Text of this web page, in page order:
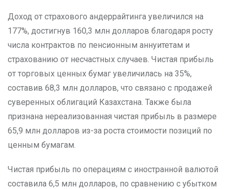
Доход от страхового андеррайтинга увеличился на
177%, достигнув 160,3 млн долларов благодаря росту
числа контрактов по пенсионным аннуитетам и
страхованию от несчастных случаев. Чистая прибыль
от торговых ценных бумаг увеличилась на 35%,
составив 68,3 млн долларов, что связано с продажей
суверенных облигаций Казахстана. Также была
признана нереализованная чистая прибыль в размере
65,9 млн долларов из-за роста стоимости позиций по
ценным бумагам.
Чистая прибыль по операциям с иностранной валютой
составила 6,5 млн долларов, по сравнению с убытком